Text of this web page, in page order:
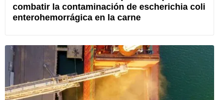
combatir la contaminación de escherichia coli
enterohemorrágica en la carne